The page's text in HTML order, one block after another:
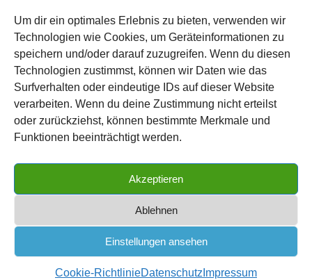
Um dir ein optimales Erlebnis zu bieten, verwenden wir
Technologien wie Cookies, um Geräteinformationen zu
speichern und/oder darauf zuzugreifen. Wenn du diesen
Technologien zustimmst, können wir Daten wie das
Surfverhalten oder eindeutige IDs auf dieser Website
verarbeiten. Wenn du deine Zustimmung nicht erteilst
oder zurückziehst, können bestimmte Merkmale und
Funktionen beeinträchtigt werden.
Akzeptieren
Ablehnen
Einstellungen ansehen
Cookie-RichtlinieDatenschutz Impressum
Metzgerei Radeberger Fleisch- und Wurstwaren Korch GmbH
in Radeberg
Kontakt zu uns
METZGEREIEN.net
Deutschland